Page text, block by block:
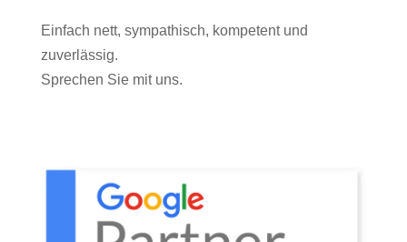
Einfach nett, sympathisch, kompetent und
zuverlässig.
Sprechen Sie mit uns.